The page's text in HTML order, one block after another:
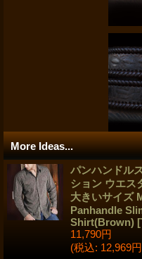
More Ideas...
パンハンドル
ション ウエス
大きいサイズ
Panhandle
Shirt(Brown) [
11,790円
(税込: 12,969